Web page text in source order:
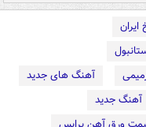
آهنگ های جدید
آهنگ جدید